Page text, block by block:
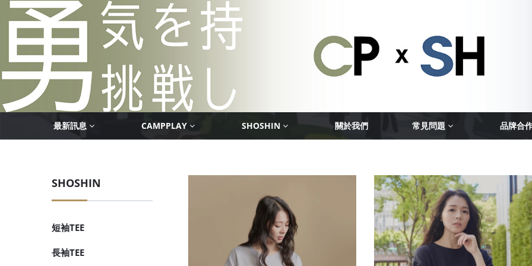
最新訊息 CAMPPLAY SHOSHIN 關於我們 常見問題 品牌合
SHOSHIN
短袖TEE
長袖TEE